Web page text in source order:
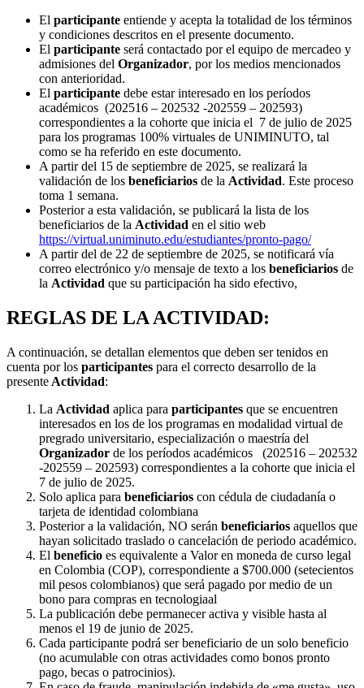
El participante entiende y acepta la totalidad de los términos
y condiciones descritos en el presente documento.
El participante será contactado por el equipo de mercadeo y
admisiones del Organizador, por los medios mencionados
con anterioridad.
El participante debe estar interesado en los períodos
académicos (202516 – 202532 -202559 – 202593)
correspondientes a la cohorte que inicia el 7 de julio de 2025
para los programas 100% virtuales de UNIMINUTO, tal
como se ha referido en este documento.
A partir del 15 de septiembre de 2025, se realizará la
validación de los beneficiarios de la Actividad. Este proceso
toma 1 semana.
Posterior a esta validación, se publicará la lista de los
beneficiarios de la Actividad en el sitio web
https://virtual.uniminuto.edu/estudiantes/pronto-pago/
A partir del de 22 de septiembre de 2025, se notificará vía
correo electrónico y/o mensaje de texto a los beneficiarios de
la Actividad que su participación ha sido efectivo,
REGLAS DE LA ACTIVIDAD:
A continuación, se detallan elementos que deben ser tenidos en
cuenta por los participantes para el correcto desarrollo de la
presente Actividad:
La Actividad aplica para participantes que se encuentren
interesados en los de los programas en modalidad virtual de
pregrado universitario, especialización o maestría del
Organizador de los períodos académicos (202516 – 202532
-202559 – 202593) correspondientes a la cohorte que inicia el
7 de julio de 2025.
Solo aplica para beneficiarios con cédula de ciudadanía o
tarjeta de identidad colombiana
Posterior a la validación, NO serán beneficiarios aquellos que
hayan solicitado traslado o cancelación de periodo académico.
El beneficio es equivalente a Valor en moneda de curso legal
en Colombia (COP), correspondiente a $700.000 (setecientos
mil pesos colombianos) que será pagado por medio de un
bono para compras en tecnologiaal
La publicación debe permanecer activa y visible hasta al
menos el 19 de junio de 2025.
Cada participante podrá ser beneficiario de un solo beneficio
(no acumulable con otras actividades como bonos pronto
pago, becas o patrocinios).